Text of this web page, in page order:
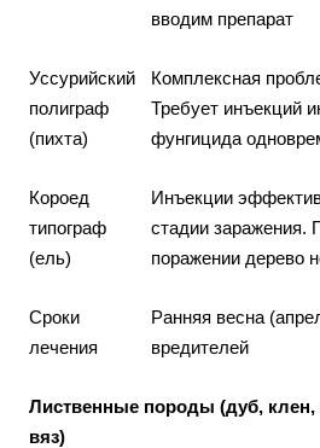
вводим препарат
Уссурийский
полиграф
(пихта)
Комплексная
Требует инъекций
фунгицида
Короед
типограф
(ель)
Инъекции
стадии заражения.
поражении дерево
Сроки
лечения
Ранняя весна
вредителей
Лиственные породы (дуб, клен,
вяз)